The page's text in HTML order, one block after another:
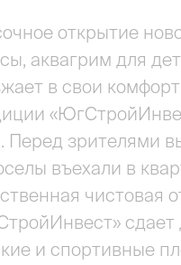
открытие
аквагрим для
в свои
Перед зрителями
въехали в
чистовая
сдает
и спортивные